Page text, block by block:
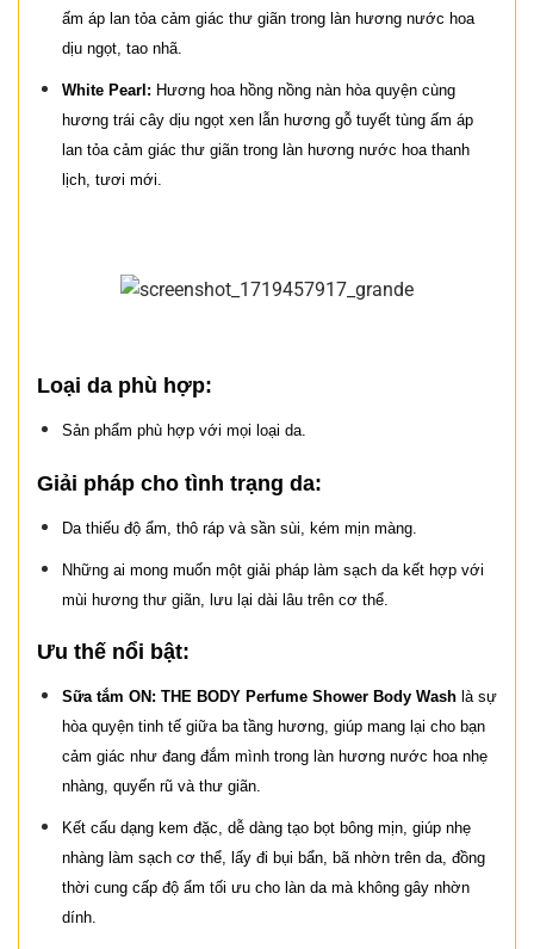
ấm áp lan tỏa cảm giác thư giãn trong làn hương nước hoa
dịu ngọt, tao nhã.
White Pearl: Hương hoa hồng nồng nàn hòa quyện cùng
hương trái cây dịu ngọt xen lẫn hương gỗ tuyết tùng ấm áp
lan tỏa cảm giác thư giãn trong làn hương nước hoa thanh
lịch, tươi mới.
Loại da phù hợp:
Sản phẩm phù hợp với mọi loại da.
Giải pháp cho tình trạng da:
Da thiếu độ ẩm, thô ráp và sần sùi, kém mịn màng.
Những ai mong muốn một giải pháp làm sạch da kết hợp với
mùi hương thư giãn, lưu lại dài lâu trên cơ thể.
Ưu thế nổi bật:
Sữa tắm ON: THE BODY Perfume Shower Body Washlà sự
hòa quyện tinh tế giữa ba tầng hương, giúp mang lại cho bạn
cảm giác như đang đắm mình trong làn hương nước hoa nhẹ
nhàng, quyến rũ và thư giãn.
Kết cấu dạng kem đặc, dễ dàng tạo bọt bông mịn, giúp nhẹ
nhàng làm sạch cơ thể, lấy đi bụi bẩn, bã nhờn trên da, đồng
thời cung cấp độ ẩm tối ưu cho làn da mà không gây nhờn
dính.